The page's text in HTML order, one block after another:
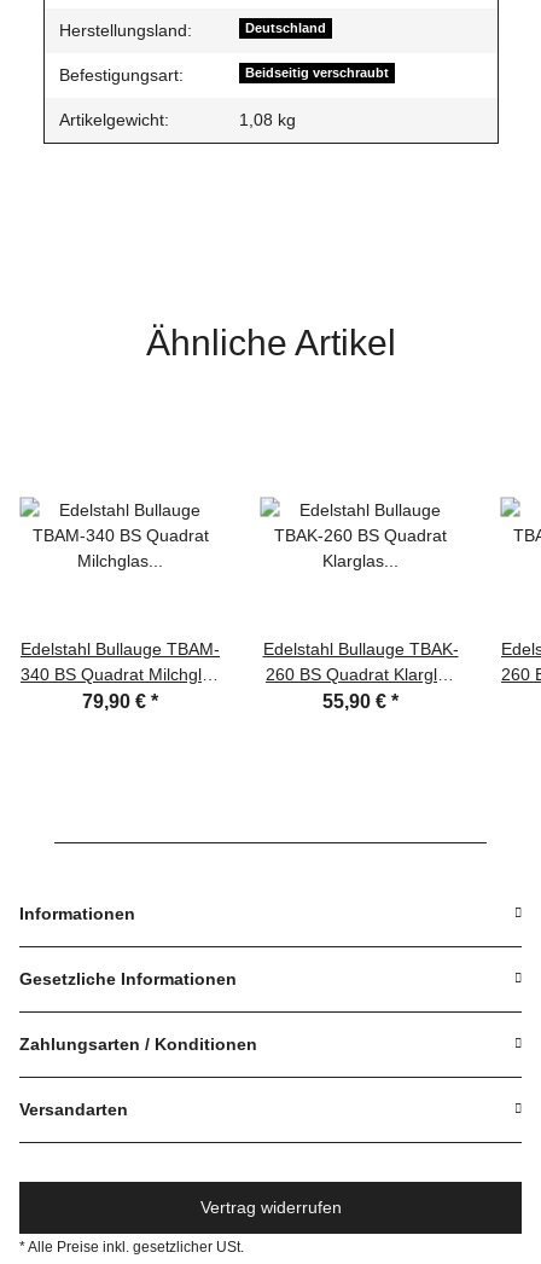
Herstellungsland: Deutschland
Befestigungsart: Beidseitig verschraubt
Artikelgewicht: 1,08 kg
Ähnliche Artikel
Edelstahl Bullauge TBAM-
340 BS Quadrat Milchglas
beidseitig verschraubt
79,90 € *
Edelstahl Bullauge TBAK-
260 BS Quadrat Klarglas
beidseitig verschraubt
55,90 € *
260
Informationen
Gesetzliche Informationen
Zahlungsarten / Konditionen
Versandarten
Vertrag widerrufen
* Alle Preise inkl. gesetzlicher USt.